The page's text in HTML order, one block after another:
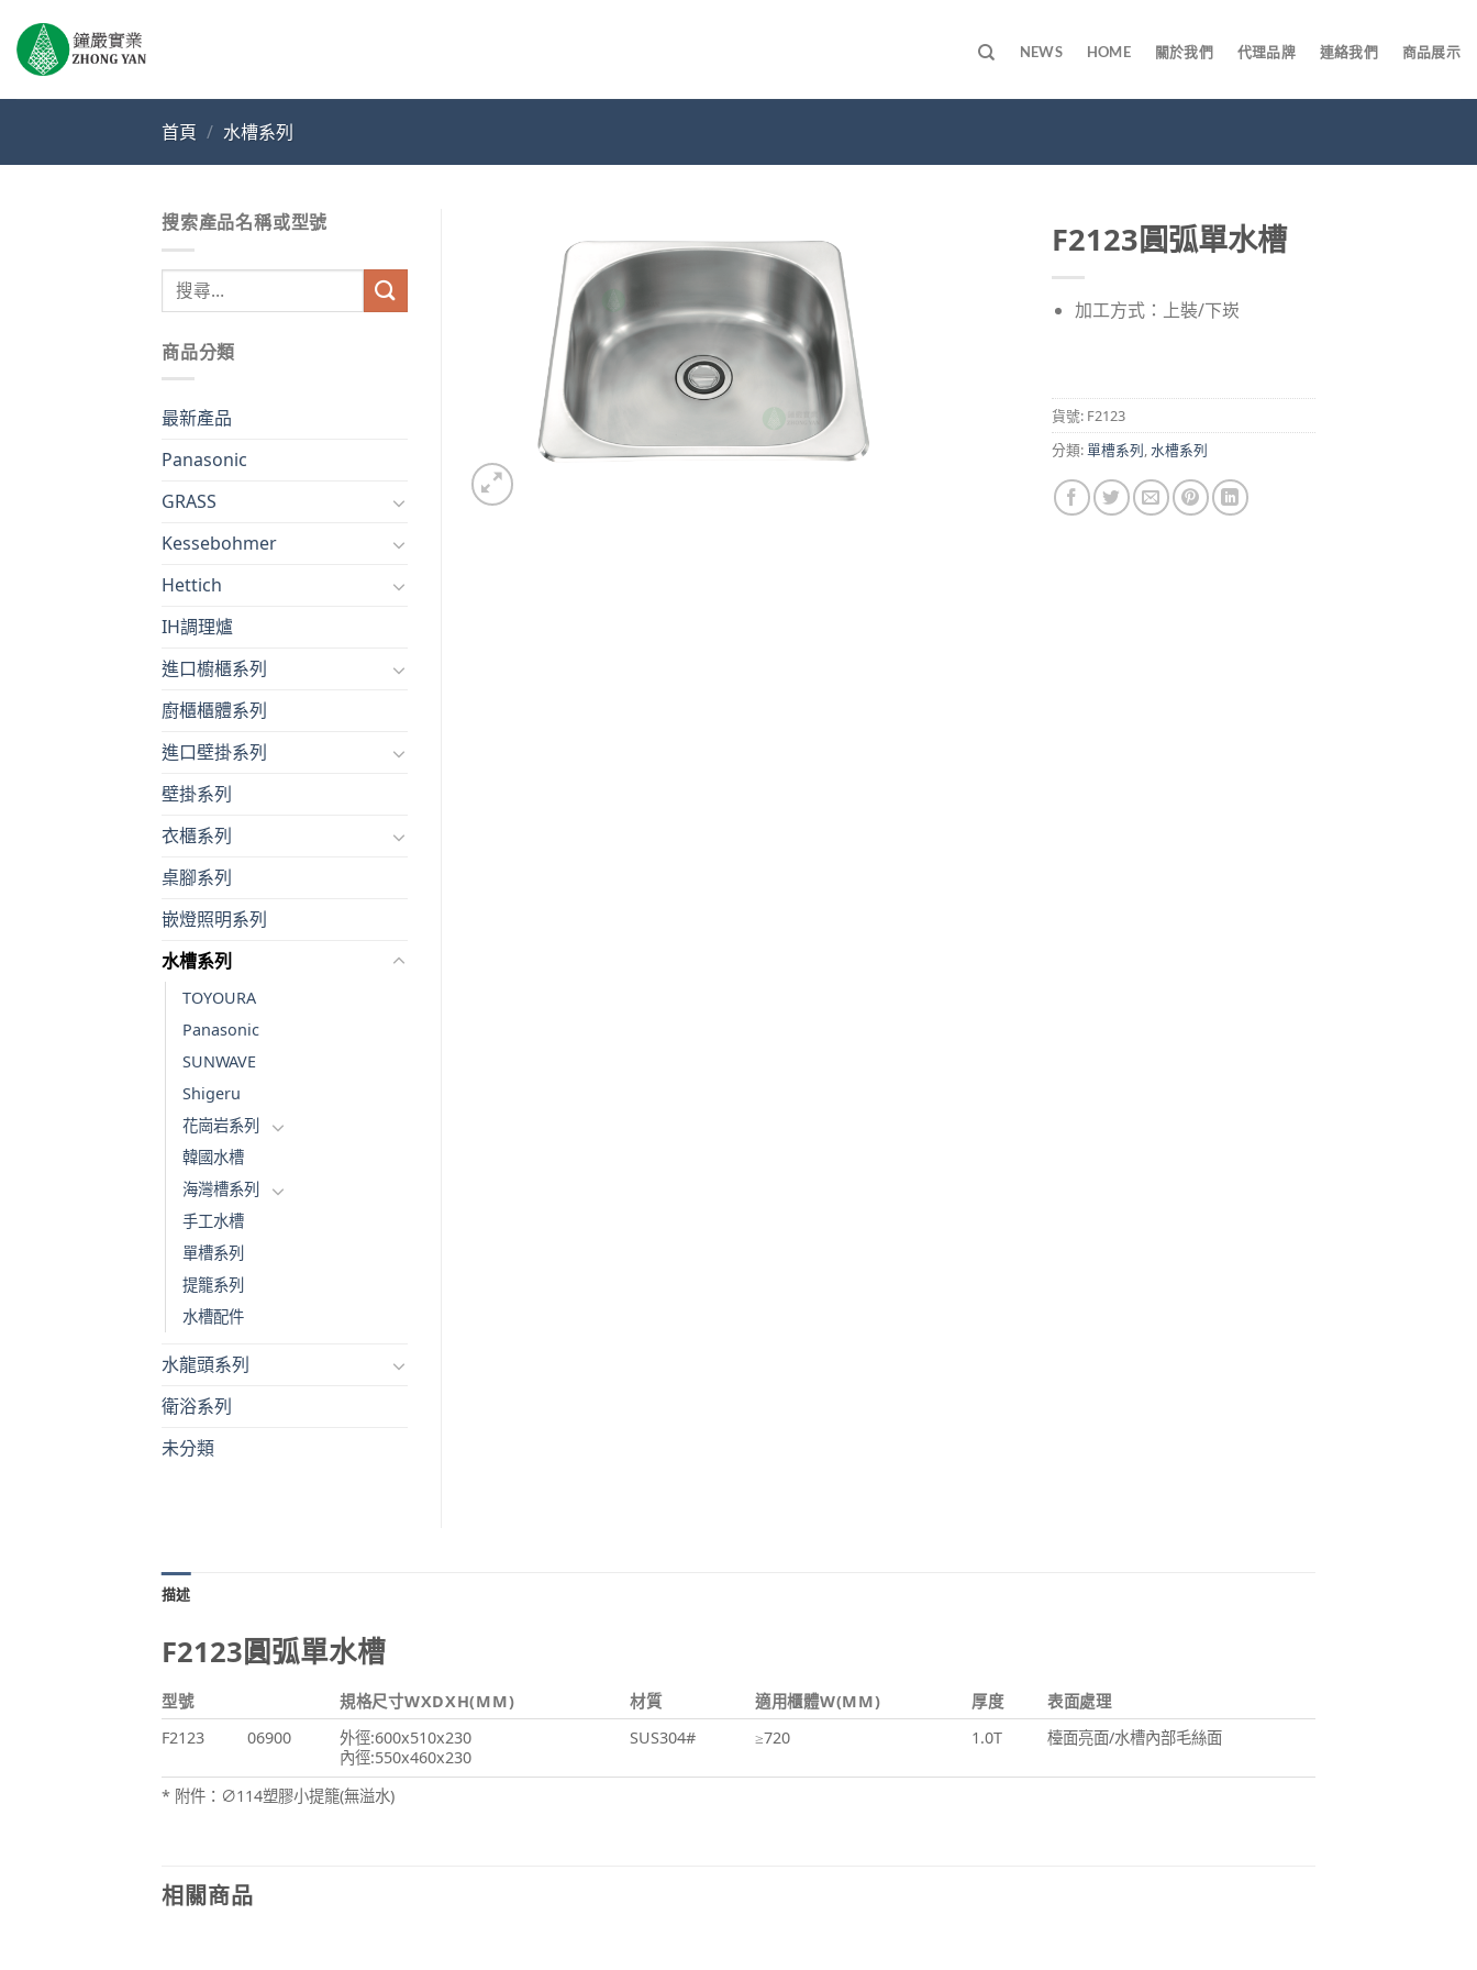
content
NEWS HOME 關於我們 代理品牌 連絡我們 商品展示
首頁 / 水槽系列
F2123圓弧單水槽
加工方式：上裝/下崁
貨號: F2123
分類: 單槽系列 水槽系列
搜索產品名稱或型號
鍵
字:
商品分類
最新產品
Panasonic
GRASS
Kessebohmer
Hettich
IH調理爐
進口櫥櫃系列
廚櫃櫃體系列
進口壁掛系列
壁掛系列
衣櫃系列
桌腳系列
嵌燈照明系列
水槽系列
TOYOURA
Panasonic
SUNWAVE
Shigeru
花崗岩系列
韓國水槽
海灣槽系列
手工水槽
單槽系列
提籠系列
水槽配件
水龍頭系列
衛浴系列
未分類
描述
F2123圓弧單水槽
型號 規格尺寸WXDXH(MM) 材質 適用櫃體W(MM) 厚度
表面處理
F2123
06900
外徑:600x510x230
內徑:550x460x230
SUS304# ≥720 1.0T 檯面亮面/水槽內部毛絲面
* 附件：∅114塑膠小提籠(無溢水)
相關商品